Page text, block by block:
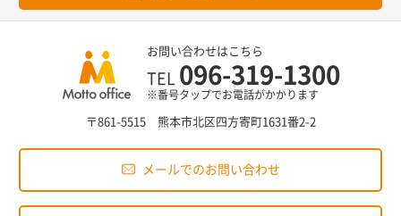
お問い合わせはこちら
TEL 096-319-1300
※番号タップでお電話がかかります
〒861-5515 熊本市北区四方寄町1631番2-2
メールでのお問い合わせ